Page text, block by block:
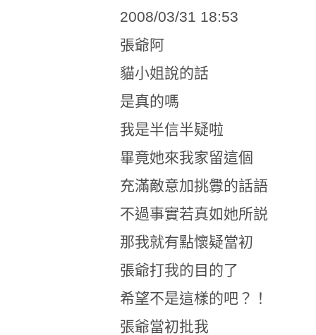
2008/03/31 18:53
張爺阿
貓小姐說的話
是真的嗎
我是半信半疑啦
畢竟她來我家留這個
充滿敵意加挑釁的話語
不過事實若真如她所説
那我就有點懷疑當初
張爺打我的目的了
希望不是這樣的吧？！
張爺當初批我